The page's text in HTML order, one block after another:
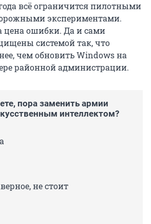
всё ограничится пилотными
экспериментами.
ошибки. Да и сами
системой так, что
чем обновить Windows на
районной администрации.
пора заменить армии
интеллектом?
не стоит